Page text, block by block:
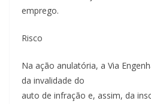
emprego.
Risco
Na ação anulatória, a Via
da invalidade do
auto de infração e, assim, da